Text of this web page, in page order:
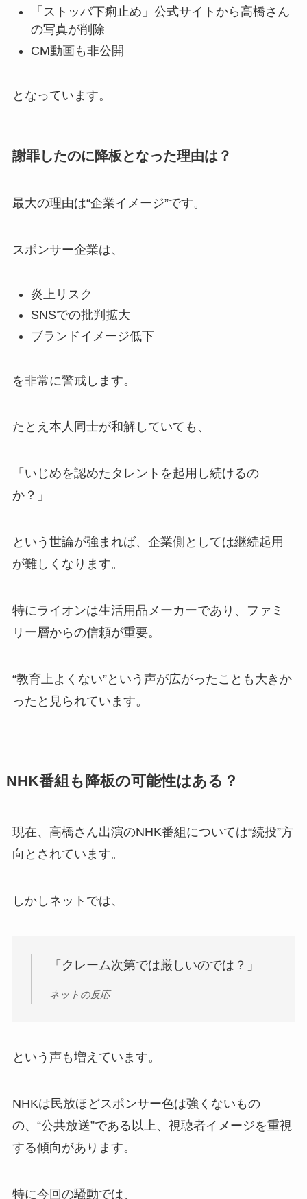
「ストッパ下痢止め」公式サイトから高橋さん
の写真が削除
CM動画も非公開
となっています。
謝罪したのに降板となった理由は？
最大の理由は“企業イメージ”です。
スポンサー企業は、
炎上リスク
SNSでの批判拡大
ブランドイメージ低下
を非常に警戒します。
たとえ本人同士が和解していても、
「いじめを認めたタレントを起用し続けるの
か？」
という世論が強まれば、企業側としては継続起用
が難しくなります。
特にライオンは生活用品メーカーであり、ファミ
リー層からの信頼が重要。
“教育上よくない”という声が広がったことも大きか
ったと見られています。
NHK番組も降板の可能性はある？
現在、高橋さん出演のNHK番組については“続投”方
向とされています。
しかしネットでは、
「クレーム次第では厳しいのでは？」
ネットの反応
という声も増えています。
NHKは民放ほどスポンサー色は強くないもの
の、“公共放送”である以上、視聴者イメージを重視
する傾向があります。
特に今回の騒動では、